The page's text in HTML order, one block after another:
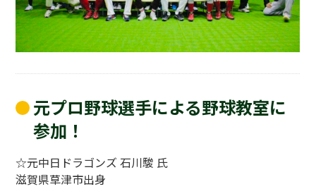
元プロ野球選手による野球教室に
参加！
☆元中日ドラゴンズ 石川駿 氏
滋賀県草津市出身